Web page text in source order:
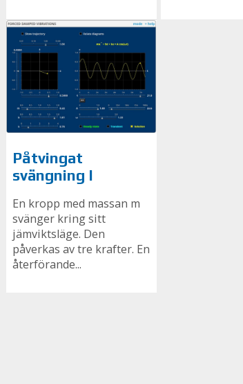
Påtvingat
svängning I
En kropp med massan m
svänger kring sitt
jämviktsläge. Den
påverkas av tre krafter. En
återförande...